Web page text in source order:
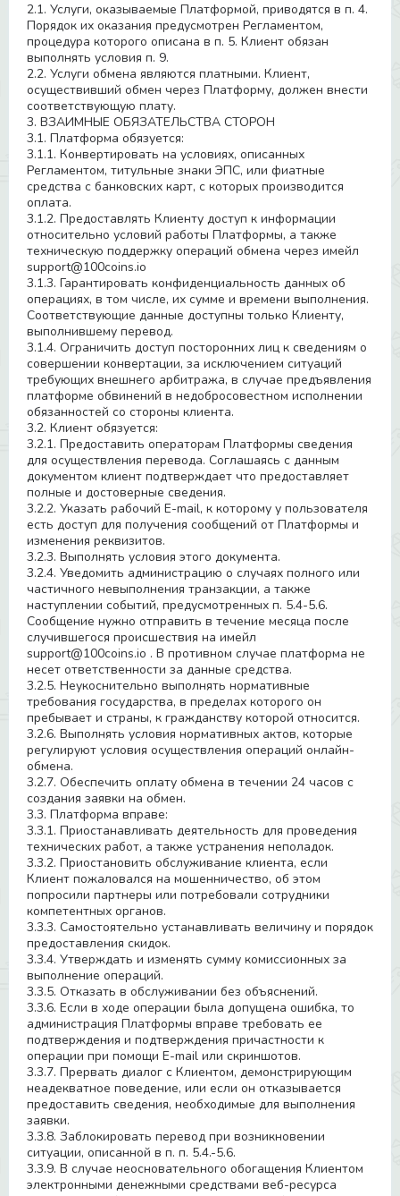
2.1. Услуги, оказываемые Платформой, приводятся в п. 4.
Порядок их оказания предусмотрен Регламентом,
процедура которого описана в п. 5. Клиент обязан
выполнять условия п. 9.
2.2. Услуги обмена являются платными. Клиент,
осуществивший обмен через Платформу, должен внести
соответствующую плату.
3. ВЗАИМНЫЕ ОБЯЗАТЕЛЬСТВА СТОРОН
3.1. Платформа обязуется:
3.1.1. Конвертировать на условиях, описанных
Регламентом, титульные знаки ЭПС, или фиатные
средства с банковских карт, с которых производится
оплата.
3.1.2. Предоставлять Клиенту доступ к информации
относительно условий работы Платформы, а также
техническую поддержку операций обмена через имейл
support@100coins.io
3.1.3. Гарантировать конфиденциальность данных об
операциях, в том числе, их сумме и времени выполнения.
Соответствующие данные доступны только Клиенту,
выполнившему перевод.
3.1.4. Ограничить доступ посторонних лиц к сведениям о
совершении конвертации, за исключением ситуаций
требующих внешнего арбитража, в случае предъявления
платформе обвинений в недобросовестном исполнении
обязанностей со стороны клиента.
3.2. Клиент обязуется:
3.2.1. Предоставить операторам Платформы сведения
для осуществления перевода. Соглашаясь с данным
документом клиент подтверждает что предоставляет
полные и достоверные сведения.
3.2.2. Указать рабочий E-mail, к которому у пользователя
есть доступ для получения сообщений от Платформы и
изменения реквизитов.
3.2.3. Выполнять условия этого документа.
3.2.4. Уведомить администрацию о случаях полного или
частичного невыполнения транзакции, а также
наступлении событий, предусмотренных п. 5.4-5.6.
Сообщение нужно отправить в течение месяца после
случившегося происшествия на имейл
support@100coins.io . В противном случае платформа не
несет ответственности за данные средства.
3.2.5. Неукоснительно выполнять нормативные
требования государства, в пределах которого он
пребывает и страны, к гражданству которой относится.
3.2.6. Выполнять условия нормативных актов, которые
регулируют условия осуществления операций онлайн-
обмена.
3.2.7. Обеспечить оплату обмена в течении 24 часов с
создания заявки на обмен.
3.3. Платформа вправе:
3.3.1. Приостанавливать деятельность для проведения
технических работ, а также устранения неполадок.
3.3.2. Приостановить обслуживание клиента, если
Клиент пожаловался на мошенничество, об этом
попросили партнеры или потребовали сотрудники
компетентных органов.
3.3.3. Самостоятельно устанавливать величину и порядок
предоставления скидок.
3.3.4. Утверждать и изменять сумму комиссионных за
выполнение операций.
3.3.5. Отказать в обслуживании без объяснений.
3.3.6. Если в ходе операции была допущена ошибка, то
администрация Платформы вправе требовать ее
подтверждения и подтверждения причастности к
операции при помощи E-mail или скриншотов.
3.3.7. Прервать диалог с Клиентом, демонстрирующим
неадекватное поведение, или если он отказывается
предоставить сведения, необходимые для выполнения
заявки.
3.3.8. Заблокировать перевод при возникновении
ситуации, описанной в п. п. 5.4.-5.6.
3.3.9. В случае неосновательного обогащения Клиентом
электронными денежными средствами веб-ресурса